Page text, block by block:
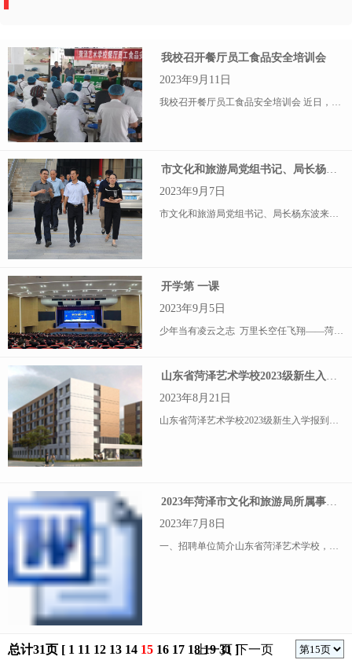
我校召开餐厅员工食品安全培训会
2023年9月11日
我校召开餐厅员工食品安全培训会 近日，菏泽艺术学校在学校餐厅召开餐饮食品安全工作会议，并对餐厅员工进行了食品卫生安全方面培训，进一步树牢食品卫生安全底线责任。学校副校长高山、后勤管理科科长范
市文化和旅游局党组书记、局长杨东波来我校调研
2023年9月7日
市文化和旅游局党组书记、局长杨东波来我校调研 9月7日下午，市文化和旅游局党组书记、局长杨东波到菏泽艺术学校调研，菏泽艺术学校校长刘超、支部书记乔华等校领导陪同调研。
开学第 一课
2023年9月5日
少年当有凌云之志 万里长空任飞翔——菏泽艺术学校2023年秋季开学第 一课 为深入学习贯彻习近平总书记关于教育的重要论述，9月4日，学校利用“开学第 一课”这一良好教育
山东省菏泽艺术学校2023级新生入学报到须知
2023年8月21日
山东省菏泽艺术学校2023级新生入学报到须知 为确保2023级新生能安全、准时、顺利入学报到，现将有关事项通知如下:一、报到时间:2023年9月 11 日二、报到地点:菏泽市泰山路5066号
2023年菏泽市文化和旅游局所属事业单位公开招聘初级岗位工作人员简章
2023年7月8日
一、招聘单位简介山东省菏泽艺术学校，市文化和旅游局所属副县级公益二类事业单位，是1985年经山东省人民政府批准成立的中等艺术专业学校，人员控制总量70人，学校现有在职在编人员56人。是教育部命名的“创
总计31页 [ 1 11 12 13 14 15 16 17 18 19 31]
上一页 下一页